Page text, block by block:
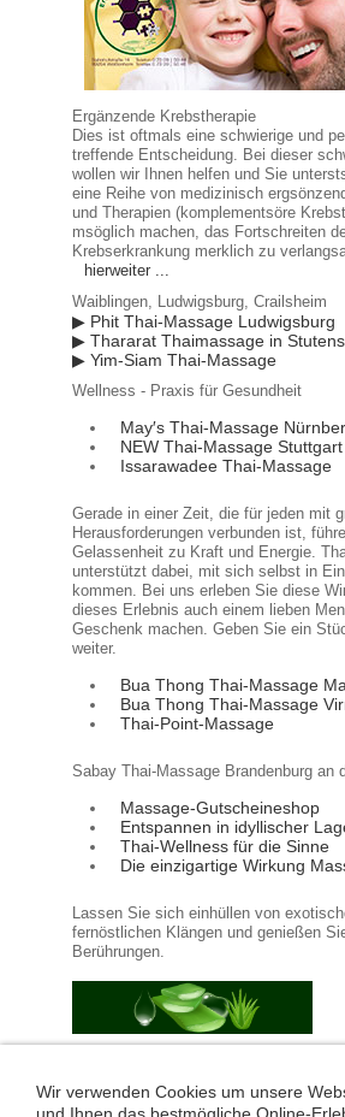
Ergänzende Krebstherapie
Dies ist oftmals eine schwierige und
treffende Entscheidung. Bei dieser
wollen wir Ihnen helfen und Sie
eine Reihe von medizinisch
und Therapien (komplementsöre
msöglich machen, das Fortschreiten
Krebserkrankung merklich zu
hierweiter ...
Waiblingen, Ludwigsburg, Crailsheim
▶ Phit Thai-Massage Ludwigsburg
▶ Thararat Thaimassage in
▶ Yim-Siam Thai-Massage
Wellness - Praxis für Gesundheit
May′s Thai-Massage
NEW Thai-Massage
Issarawadee Thai-Massage
Gerade in einer Zeit, die für jeden mit
Herausforderungen verbunden ist,
Gelassenheit zu Kraft und Energie.
unterstützt dabei, mit sich selbst in
kommen. Bei uns erleben Sie diese
dieses Erlebnis auch einem lieben
Geschenk machen. Geben Sie ein
weiter.
Bua Thong Thai-Massage
Bua Thong Thai-Massage
Thai-Point-Massage
Sabay Thai-Massage Brandenburg an
Massage-Gutscheineshop
Entspannen in idyllischer
Thai-Wellness für die Sinne
Die einzigartige Wirkung
Lassen Sie sich einhüllen von
fernöstlichen Klängen und genießen
Berührungen.
Thai Import für Asia
Thai-Pont Thai-Massage in
Wir verwenden Cookies um unsere